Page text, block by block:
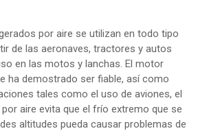
por aire se utilizan en todo tipo
de las aeronaves, tractores y autos
en las motos y lanchas. El motor
ha demostrado ser fiable, así como
tales como el uso de aviones, el
aire evita que el frío extremo que se
altitudes pueda causar problemas de